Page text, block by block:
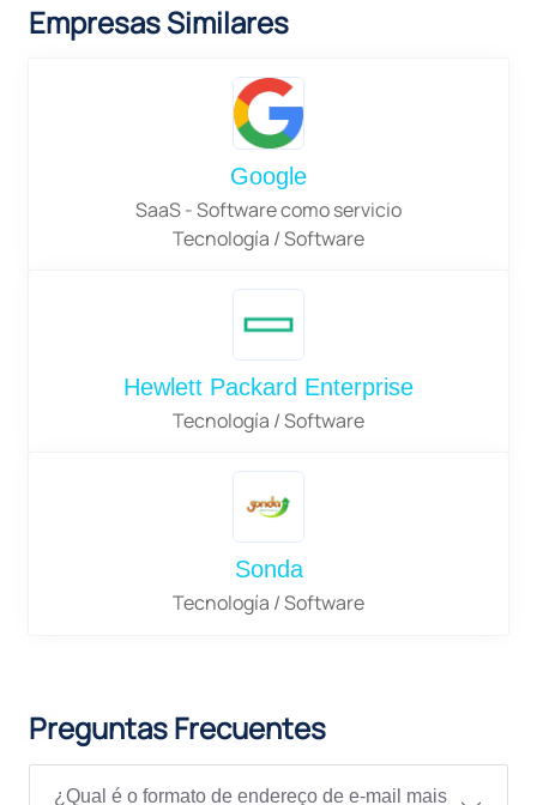
Empresas Similares
Google
SaaS - Software como servicio
Tecnología / Software
Hewlett Packard Enterprise
Tecnología / Software
Sonda
Tecnología / Software
Preguntas Frecuentes
¿Qual é o formato de endereço de e-mail mais